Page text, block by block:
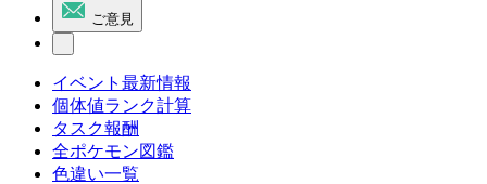
ご意見
イベント最新情報
個体値ランク計算
タスク報酬
全ポケモン図鑑
色違い一覧